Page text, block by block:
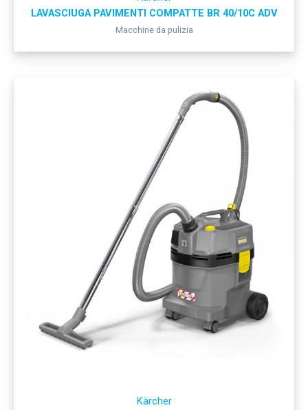
LAVASCIUGA PAVIMENTI COMPATTE BR 40/10C ADV
Macchine da pulizia
Kärcher